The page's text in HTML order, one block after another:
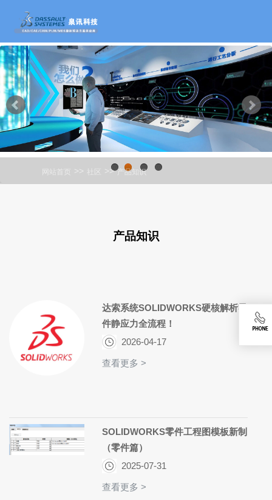
1 2 3
网站首页 >> 社区 >> 产品知识
产品知识
达索系统SOLIDWORKS硬核解析零
件静应力全流程！
2026-04-17
查看更多 >
SOLIDWORKS零件工程图模板新制
（零件篇）
2025-07-31
查看更多 >